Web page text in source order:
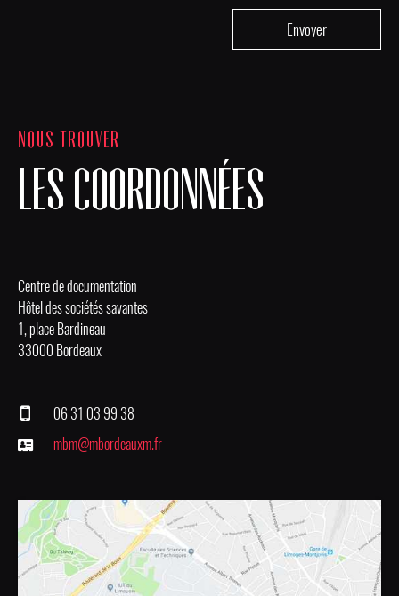
NOUS TROUVER
LES COORDONNÉES
Centre de documentation
Hôtel des sociétés savantes
1, place Bardineau
33000 Bordeaux
06 31 03 99 38
mbm@mbordeauxm.fr